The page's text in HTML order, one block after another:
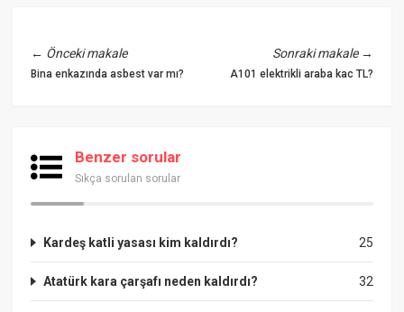
← Önceki makale
Bina enkazında asbest var mı?
Sonraki makale→
A101 elektrikli araba kac TL?
Benzer sorular
Sıkça sorulan sorular
25
Kardeş katli yasası kim kaldırdı?
32
Atatürk kara çarşafı neden kaldırdı?